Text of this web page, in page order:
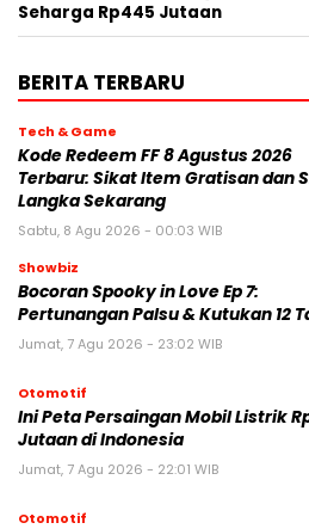
Seharga Rp445 Jutaan
BERITA TERBARU
Tech & Game
Kode Redeem FF 8 Agustus 2026
Terbaru: Sikat Item Gratisan dan
Langka Sekarang
Sabtu, 8 Agu 2026 - 00:03 WIB
Showbiz
Bocoran Spooky in Love Ep 7:
Pertunangan Palsu & Kutukan 12
Jumat, 7 Agu 2026 - 23:02 WIB
Otomotif
Ini Peta Persaingan Mobil Listrik
Jutaan di Indonesia
Jumat, 7 Agu 2026 - 22:01 WIB
Otomotif